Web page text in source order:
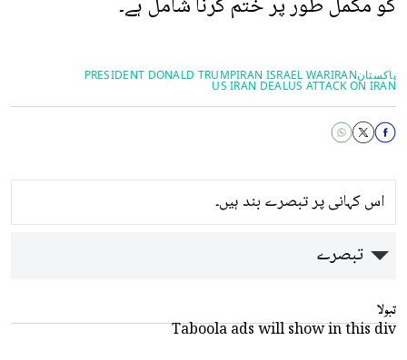
پاکستانIRAN
IRAN ISRAEL WAR
PRESIDENT DONALD TRUMP
US ATTACK ON IRAN
US IRAN DEAL
اس کہانی پر تبصرے بند ہیں۔
تبصرے
تبولا
Taboola ads will show in this div